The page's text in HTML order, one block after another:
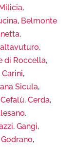
,
, Belmonte
,
,
di Roccella,
Carini,
Sicula,
Cefalù, Cerda,
,
, Gangi,
Godrano,